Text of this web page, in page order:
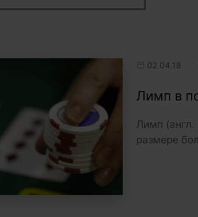
Популярные
02.04.18
Лимп в
Лимп (англ.
размере